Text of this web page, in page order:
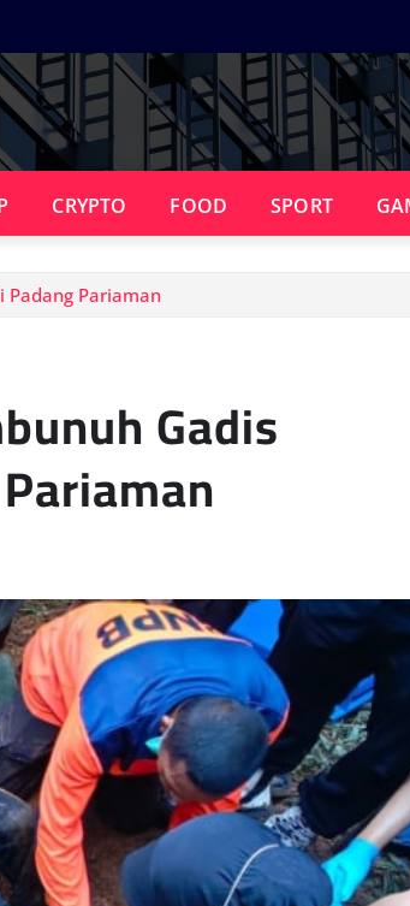
CRYPTO FOOD SPORT
Padang Pariaman
Gadis